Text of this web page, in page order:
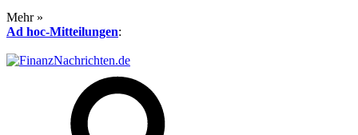
Mehr »
Ad hoc-Mitteilungen: